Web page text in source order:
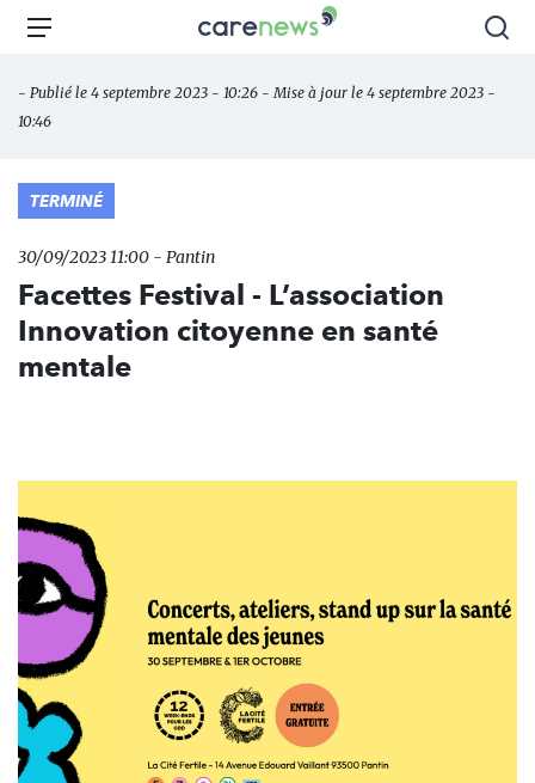
Aller
principal
Carenews,
des
Menu
- Publié le 4 septembre 2023 - 10:26 - Mise à jour le 4 septembre 2023 -
10:46
TERMINÉ
30/09/2023 11:00 - Pantin
Facettes Festival - L’association
Innovation citoyenne en santé
mentale